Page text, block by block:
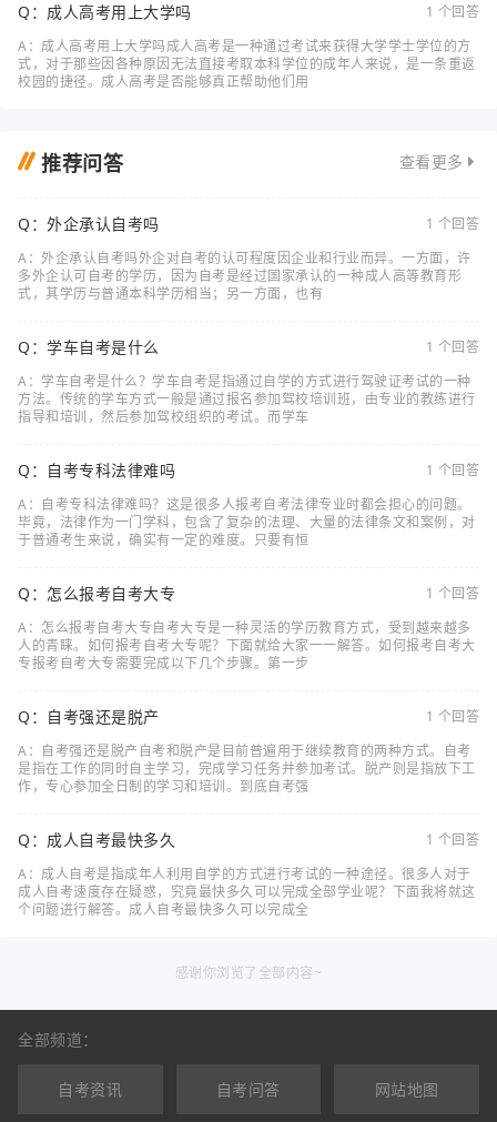
Q：成人高考用上大学吗
1 个回答
A：成人高考用上大学吗成人高考是一种通过考试来获得大学学士学位的方
式，对于那些因各种原因无法直接考取本科学位的成年人来说，是一条重返
校园的捷径。成人高考是否能够真正帮助他们用
推荐问答 查看更多
Q：外企承认自考吗
1 个回答
A：外企承认自考吗外企对自考的认可程度因企业和行业而异。一方面，许
多外企认可自考的学历，因为自考是经过国家承认的一种成人高等教育形
式，其学历与普通本科学历相当；另一方面，也有
Q：学车自考是什么
1 个回答
A：学车自考是什么？学车自考是指通过自学的方式进行驾驶证考试的一种
方法。传统的学车方式一般是通过报名参加驾校培训班，由专业的教练进行
指导和培训，然后参加驾校组织的考试。而学车
Q：自考专科法律难吗
1 个回答
A：自考专科法律难吗？这是很多人报考自考法律专业时都会担心的问题。
毕竟，法律作为一门学科，包含了复杂的法理、大量的法律条文和案例，对
于普通考生来说，确实有一定的难度。只要有恒
Q：怎么报考自考大专
1 个回答
A：怎么报考自考大专自考大专是一种灵活的学历教育方式，受到越来越多
人的青睐。如何报考自考大专呢？下面就给大家一一解答。如何报考自考大
专报考自考大专需要完成以下几个步骤。第一步
Q：自考强还是脱产
1 个回答
A：自考强还是脱产自考和脱产是目前普遍用于继续教育的两种方式。自考
是指在工作的同时自主学习，完成学习任务并参加考试。脱产则是指放下工
作，专心参加全日制的学习和培训。到底自考强
Q：成人自考最快多久
1 个回答
A：成人自考是指成年人利用自学的方式进行考试的一种途径。很多人对于
成人自考速度存在疑惑，究竟最快多久可以完成全部学业呢？下面我将就这
个问题进行解答。成人自考最快多久可以完成全
感谢你浏览了全部内容~
全部频道：
自考资讯 自考问答 网站地图